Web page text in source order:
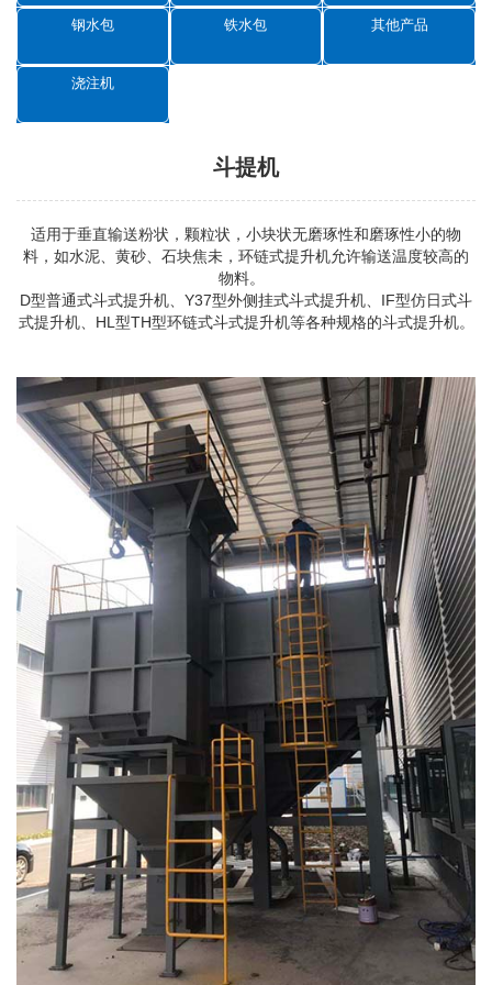
钢水包 铁水包 其他产品
浇注机
斗提机
适用于垂直输送粉状，颗粒状，小块状无磨琢性和磨琢性小的物
料，如水泥、黄砂、石块焦未，环链式提升机允许输送温度较高的
物料。
D型普通式斗式提升机、Y37型外侧挂式斗式提升机、IF型仿日式斗
式提升机、HL型TH型环链式斗式提升机等各种规格的斗式提升机。